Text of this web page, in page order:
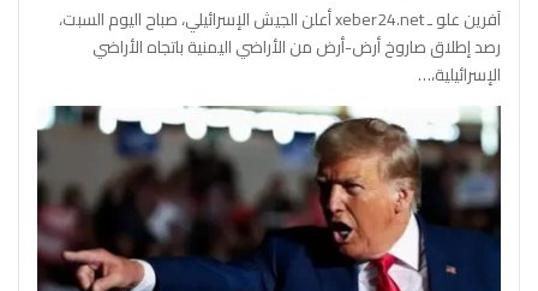
آفرين علو ـ xeber24.net أعلن الجيش الإسرائيلي، صباح اليوم السبت،
رصد إطلاق صاروخ أرض-أرض من الأراضي اليمنية باتجاه الأراضي
الإسرائيلية،…